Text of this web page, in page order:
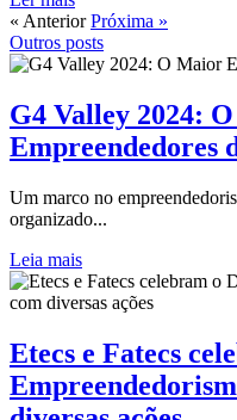
« Anterior Próxima »
Outros posts
G4 Valley 2024:
Empreendedores
Um marco no
organizado...
Leia mais
Etecs e Fatecs